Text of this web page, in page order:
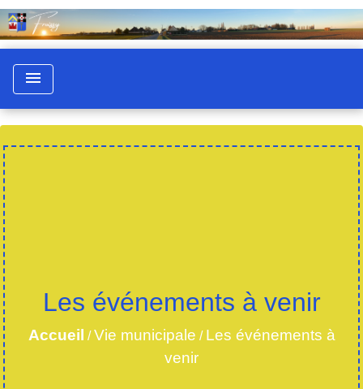
menu
Les événements à venir
Accueil /Vie municipale / Les événements à
venir